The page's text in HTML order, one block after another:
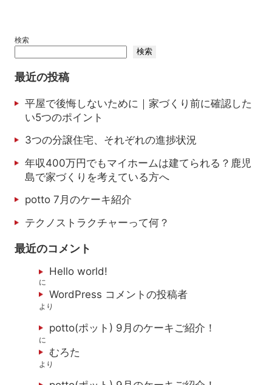
検索
検索
最近の投稿
平屋で後悔しないために｜家づくり前に確認した
い5つのポイント
3つの分譲住宅、それぞれの進捗状況
年収400万円でもマイホームは建てられる？鹿児
島で家づくりを考えている方へ
potto 7月のケーキ紹介
テクノストラクチャーって何？
最近のコメント
Hello world!
に
WordPress コメントの投稿者
より
potto(ポット) 9月のケーキご紹介！
に
むろた
より